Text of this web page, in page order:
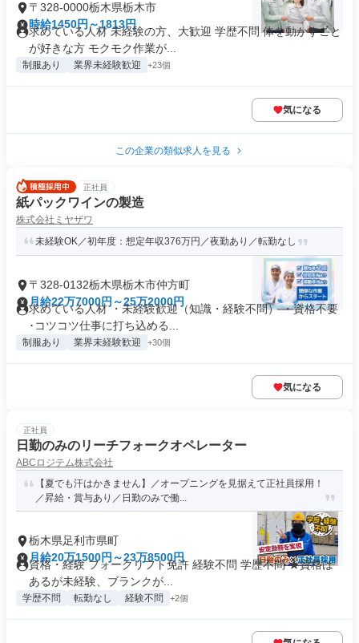
〒328-0000栃木県栃木市
時給1450円～1813円
求めている人材 未経験の方、大歓迎 学歴不問 体を動かすこと
が好きな方 モクモク作業が...
制服あり 業界未経験歓迎 +23個
気になる
この企業の類似求人を見る
正社員
紙パックワインの製造
株式会社ミヤザワ
未経験OK／初年度：想定年収376万円／夜勤あり／転勤なし
〒328-0132栃木県栃木市仲方町
月給22万7000円～25万2000円
求めている人材 ・未経験歓迎（知識・経験不問） ・資格不要
･コツコツ仕事に打ち込める...
制服あり 業界未経験歓迎 +30個
気になる
正社員
日勤のみのリーチフォークオペレーター
ABCロジテム株式会社
【夏でも汗はかきません】／オープニングを見据えて正社員採用！
／昇給・賞与あり／日勤のみで働...
栃木県足利市県町
月給20万1500円～23万8500円
資格・経験 フォークリフト免許 経験不問 学歴不問 ★資格は
あるが未経験、ブランクが...
学歴不問 転勤なし 経験不問 +2個